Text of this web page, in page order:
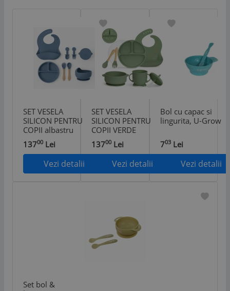
SET VESELA
SILICON PENTRU
COPII albastru
13700 Lei
Vezi detalii
SET VESELA
SILICON PENTRU
COPII VERDE
13700 Lei
Vezi detalii
Bol cu capac si
lingurita, U-Grow
703Lei
Vezi detalii
Set bol &